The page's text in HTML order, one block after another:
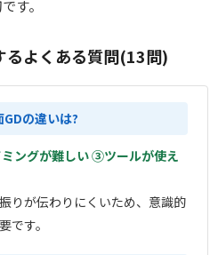
す。
るよくある質問(13問)
の違いは?
ングが難しい ③ツールが使え
りが伝わりにくいため、意識的
です。